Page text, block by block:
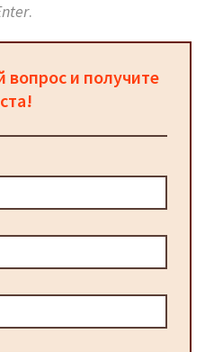
.
вопрос и получите